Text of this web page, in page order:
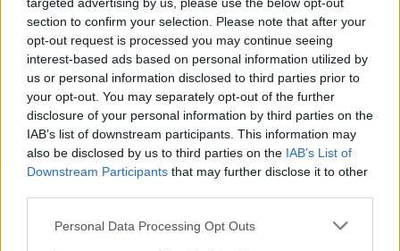
section to confirm your selection. Please note that after your
opt-out request is processed you may continue seeing
interest-based ads based on personal information utilized by
us or personal information disclosed to third parties prior to
your opt-out. You may separately opt-out of the further
disclosure of your personal information by third parties on the
IAB’s list of downstream participants. This information may
also be disclosed by us to third parties on the IAB’s List of
Downstream Participants that may further disclose it to other
Please note that this website/app uses one or more Google
Personal Data Processing Opt Outs
βελτίωση του εμπορικού ισοζυγίου αλλά και
αύξηση του ελλείμματος χωρίς τα καύσιμα